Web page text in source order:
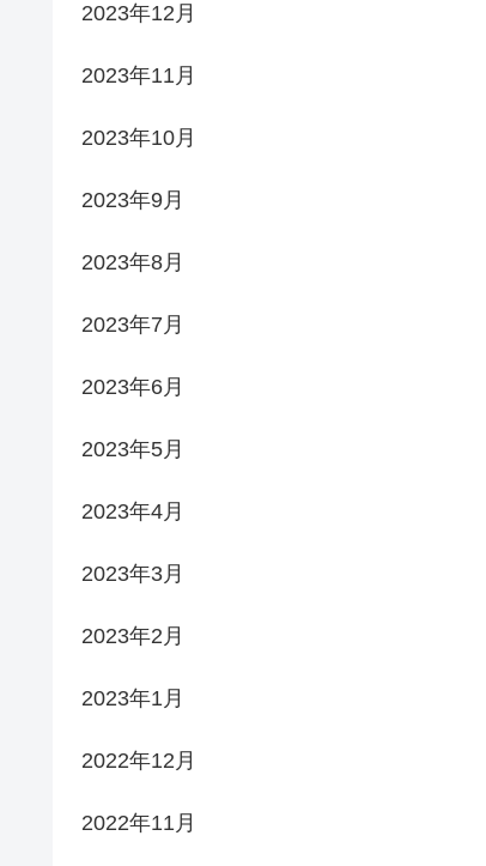
2023年12月
2023年11月
2023年10月
2023年9月
2023年8月
2023年7月
2023年6月
2023年5月
2023年4月
2023年3月
2023年2月
2023年1月
2022年12月
2022年11月